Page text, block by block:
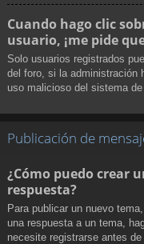
Cuando hago clic
usuario, ¡me pide
Solo usuarios registrados
del foro, si la administración
uso malicioso del sistema
Publicación de
¿Cómo puedo crear
respuesta?
Para publicar un nuevo
una respuesta a un tema,
necesite registrarse antes